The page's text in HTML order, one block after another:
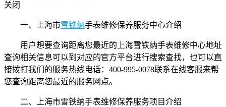
关闭
一、上海市雪铁纳手表维修保养服务中心介绍
用户想要查询距离您最近的上海雪铁纳手表维修中心地址
查询相关信息可以到对应的官方平台进行搜索查找，也可以直
接拨打我们的服务热线电话：400-995-0078联系在线客服来帮
您查询距离您最近的服务网点。
二、上海市雪铁纳手表维修保养服务项目介绍